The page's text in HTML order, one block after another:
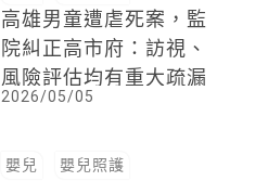
高雄男童遭虐死案，監
院糾正高市府：訪視、
風險評估均有重大疏漏
2026/05/05
嬰兒 嬰兒照護